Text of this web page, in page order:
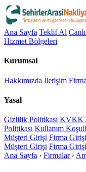
Ana Sayfa Teklif Al
Hizmet Bölgeleri
Kurumsal
Hakkımızda İletişim
Yasal
Gizlilik Politikası KVKK
Politikası Kullanım
Müşteri Girişi Firma Girişi
Müşteri Girişi Firma Girişi
Ana Sayfa › Firmalar ›